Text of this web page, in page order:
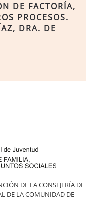
DE FACTORÍA,
PROCESOS.
DRA. DE
DE LA CONSEJERÍA DE
DE LA COMUNIDAD DE